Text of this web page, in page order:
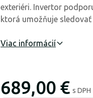
exteriéri. Invertor
ktorá umožňuje
Viac informácií
689,00 € s DPH